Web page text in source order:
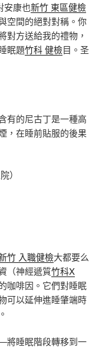
安康也新竹 東區健檢
空間的絕對對稱。你
對方送給我的禮物，
眠題竹科 健檢目。圣
有的尼古丁是一種高
，在睡前貼服的後果
）
竹 入職健檢大都要么
（神經遞質竹科X
咖啡因。它們對睡眠
可以延伸進睡肇端時
將睡眠階段轉移到一